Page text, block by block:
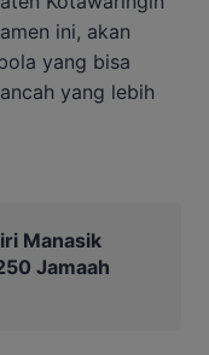
ini, akan
yang bisa
yang lebih
Manasik
Jamaah